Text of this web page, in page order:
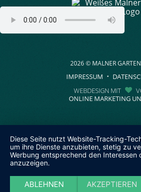
Diese Seite nutzt Website-Tracking-
um ihre Dienste anzubieten, stetig zu
Werbung entsprechend den Interessen
anzuzeigen.
ABLEHNEN AKZEPTIEREN
2026 © MALNER
IMPRESSUM
WEBDESIGN MIT
ONLINE MARKETING